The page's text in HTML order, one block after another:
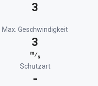
3
Max. Geschwindigkeit
3
m⁄s
Schutzart
-